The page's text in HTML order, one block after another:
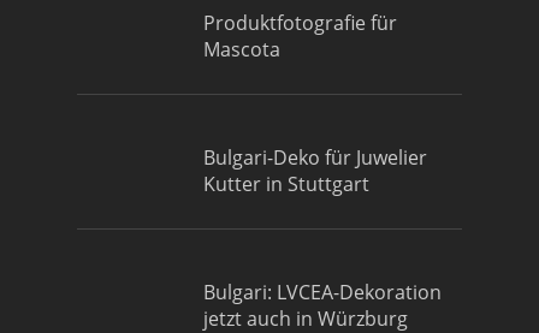
Produktfotografie für
Mascota
Bulgari-Deko für Juwelier
Kutter in Stuttgart
Bulgari: LVCEA-Dekoration
jetzt auch in Würzburg